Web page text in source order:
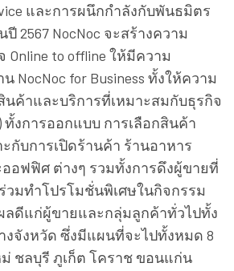
และการผนึกกำลังกับพันธมิตร
2567 NocNoc จะสร้างความ
to offline ให้มีความ
NocNoc for Business ทั้งให้ความ
นค้าและบริการที่เหมาะสมกับธุรกิจ
ทั้งการออกแบบ การเลือกสินค้า
กับการเปิดร้านค้า ร้านอาหาร
อฟฟิศ ต่างๆ รวมทั้งการดึงผู้ขายที่
วมทำโปรโมชั่นพิเศษในกิจกรรม
ลดีแก่ผู้ขายและกลุ่มลูกค้าทั่วไปทั้ง
งจังหวัด ซึ่งมีแผนที่จะไปทั้งหมด 8
ชลบุรี ภูเก็ต โคราช ขอนแก่น